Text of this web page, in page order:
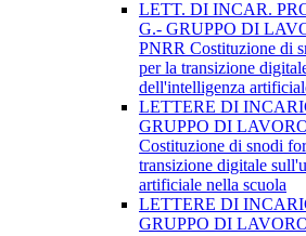
LETT. DI INCAR.
G.- GRUPPO DI
PNRR Costituzione di
per la transizione
dell'intelligenza
LETTERE DI
GRUPPO DI
Costituzione di snodi
transizione digitale
artificiale nella scuola
LETTERE DI
GRUPPO DI